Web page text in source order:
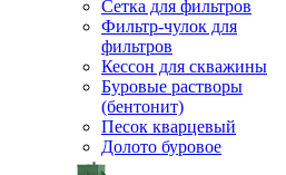
Сетка для фильтров
Фильтр-чулок для
фильтров
Кессон для скважины
Буровые растворы
(бентонит)
Песок кварцевый
Долото буровое